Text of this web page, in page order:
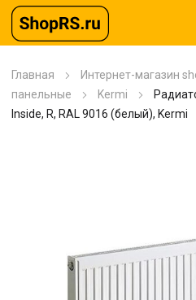
Главная Интернет-магазин
панельные
Kermi
Inside, R, RAL 9016 (белый), Kermi